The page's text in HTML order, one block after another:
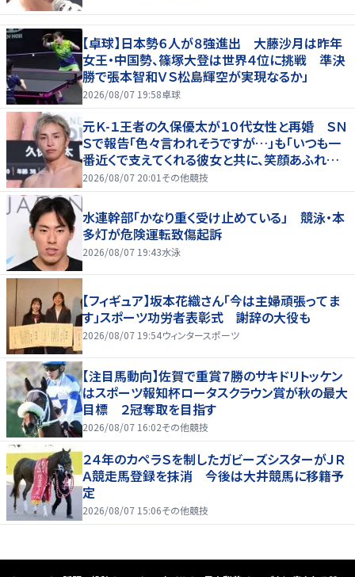
【卓球】日本勢６人が８強進出 大藤沙月は昨年
女王・中国勢、篠塚大登は世界４位に挑戦 準決
勝で張本智和ＶＳ松島輝空が実現なるか」
2026/08/07 19:58卓球
元Ｋ-１王者の久保優太が１０代女性と再婚 ＳＮ
Ｓで報告「色々言われそうですが…」も「いつも一
番近くで支えてくれる彼女と共に、笑顔あふれる
家庭を築いていきたい」
2026/08/07 20:01 その他競技
水連幹部「かなり重く受け止めている」 競泳・本
多灯が危険運転致傷起訴
2026/08/07 19:43水泳
【フィギュア】坂本花織さん「今は主婦頑張ってま
す」スポーツ功労者表彰式 謝辞の大役も
2026/08/07 19:54ウィンタースポーツ
【注目馬動向】佐賀で重賞７勝のサキドリトッケン
はスポーツ報知杯ロータスクラウン賞が秋の最大
目標 ２冠奪取を目指す
2026/08/07 16:02その他競技
２４年のカペラＳを制したガビーズシスターがＪＲ
Ａ競走馬登録を抹消 今後は大井競馬に移籍予
定
2026/08/07 15:06その他競技